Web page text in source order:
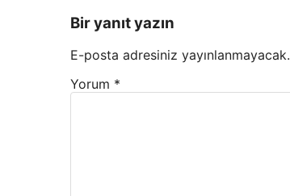
Bir yanıt yazın
E-posta adresiniz yayınlanmayacak.
Yorum *